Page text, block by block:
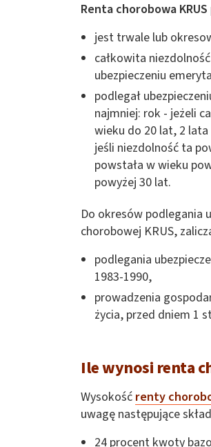
Renta chorobowa KRUS
jest trwale lub
całkowita
ubezpieczeniu
podlegał
najmniej: rok - jeżeli
wieku do 20 lat, 2
jeśli niezdolność ta
powstała w wieku
powyżej 30 lat.
Do okresów podlegania
chorobowej KRUS,
podlegania
1983-1990,
prowadzenia
życia, przed dniem 1
Ile wynosi renta
Wysokość renty
uwagę następujące
24 procent kwoty